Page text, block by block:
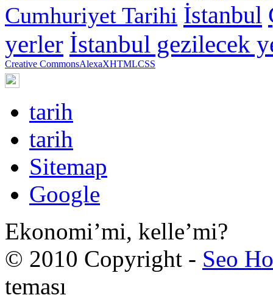
Cumhuriyet Tarihi İstanbul
yerler İstanbul gezilecek
Creative CommonsAlexaXHTMLCSS
tarih
tarih
Sitemap
Google
Ekonomi’mi, kelle’mi?
© 2010 Copyright - Seo
teması